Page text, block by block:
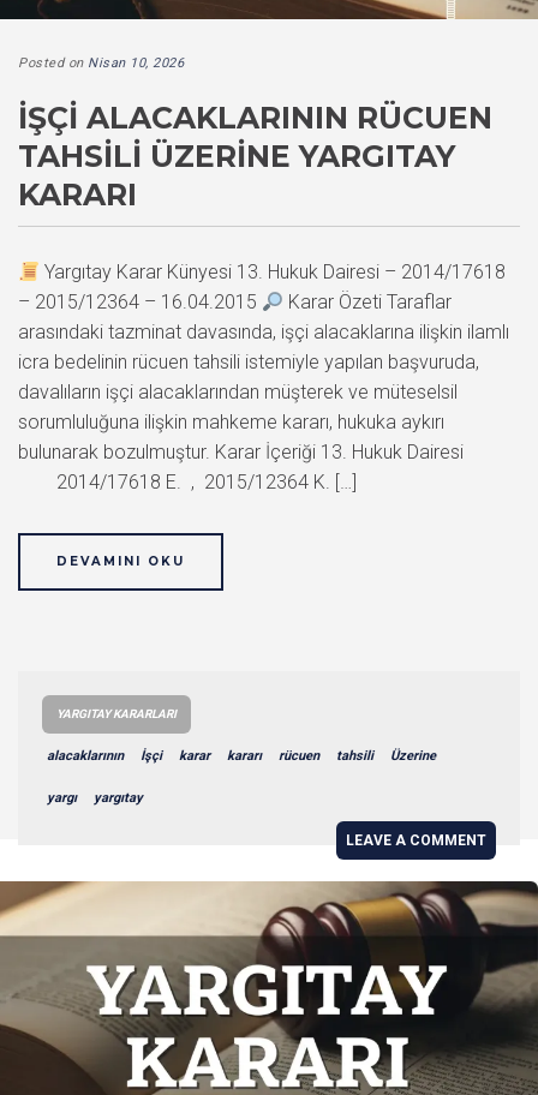
Posted on Nisan 10, 2026
İŞÇI ALACAKLARININ RÜCUEN
TAHSILI ÜZERINE YARGITAY
KARARI
Yargıtay Karar Künyesi 13. Hukuk Dairesi – 2014/17618
– 2015/12364 – 16.04.2015
Karar Özeti Taraflar
arasındaki tazminat davasında, işçi alacaklarına ilişkin ilamlı
icra bedelinin rücuen tahsili istemiyle yapılan başvuruda,
davalıların işçi alacaklarından müşterek ve müteselsil
sorumluluğuna ilişkin mahkeme kararı, hukuka aykırı
bulunarak bozulmuştur. Karar İçeriği 13. Hukuk Dairesi
2014/17618 E. , 2015/12364 K. […]
DEVAMINI OKU
YARGITAY KARARLARI
alacaklarının İşçi karar kararı rücuen tahsili Üzerine
yargı yargıtay
LEAVE A COMMENT